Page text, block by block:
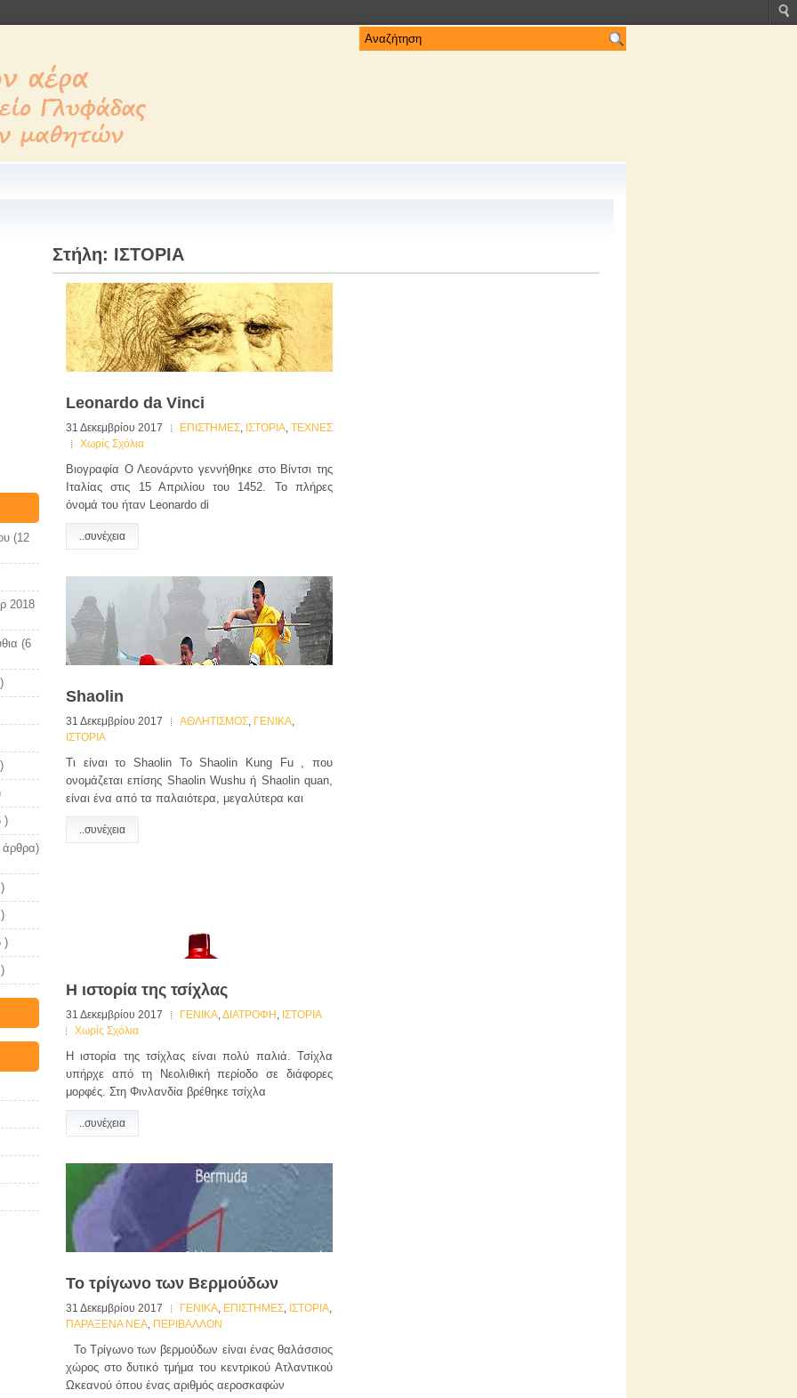
Στήλη: ΙΣΤΟΡΙΑ
Leonardo da Vinci
31 Δεκεμβρίου 2017 ΕΠΙΣΤΗΜΕΣ, ΙΣΤΟΡΙΑ, ΤΕΧΝΕΣ
Χωρίς Σχόλια
Βιογραφία Ο Λεονάρντο γεννήθηκε στο Βίντσι της
Ιταλίας στις 15 Απριλίου του 1452. Το πλήρες
όνομά του ήταν Leonardo di
..συνέχεια
Shaolin
31 Δεκεμβρίου 2017 ΑΘΛΗΤΙΣΜΟΣ, ΓΕΝΙΚΑ,
ΙΣΤΟΡΙΑ
Τι είναι το Shaolin Το Shaolin Kung Fu , που
ονομάζεται επίσης Shaolin Wushu ή Shaolin quan,
είναι ένα από τα παλαιότερα, μεγαλύτερα και
..συνέχεια
Η ιστορία της τσίχλας
31 Δεκεμβρίου 2017 ΓΕΝΙΚΑ,ΔΙΑΤΡΟΦΗ , ΙΣΤΟΡΙΑ
Χωρίς Σχόλια
Η ιστορία της τσίχλας είναι πολύ παλιά. Τσίχλα
υπήρχε από τη Νεολιθική περίοδο σε διάφορες
μορφές. Στη Φινλανδία βρέθηκε τσίχλα
..συνέχεια
Το τρίγωνο των Βερμούδων
31 Δεκεμβρίου 2017 ΓΕΝΙΚΑ, ΕΠΙΣΤΗΜΕΣ, ΙΣΤΟΡΙΑ,
ΠΑΡΑΞΕΝΑ ΝΕΑ, ΠΕΡΙΒΑΛΛΟΝ
Το Τρίγωνο των βερμούδων είναι ένας θαλάσσιος
χώρος στο δυτικό τμήμα του κεντρικού Ατλαντικού
Ωκεανού όπου ένας αριθμός αεροσκαφών
(12
2018
(6
)
άρθρα)
)